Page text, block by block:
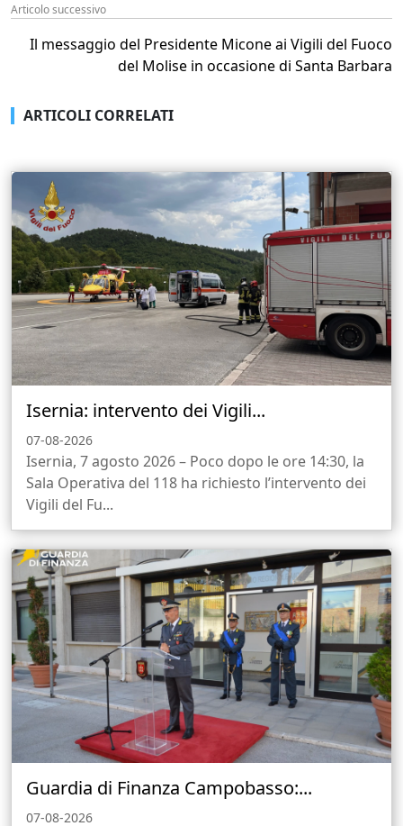
Articolo successivo
Il messaggio del Presidente Micone ai Vigili del Fuoco
del Molise in occasione di Santa Barbara
ARTICOLI CORRELATI
Isernia: intervento dei Vigili...
07-08-2026
Isernia, 7 agosto 2026 – Poco dopo le ore 14:30, la
Sala Operativa del 118 ha richiesto l’intervento dei
Vigili del Fu...
Guardia di Finanza Campobasso:...
07-08-2026